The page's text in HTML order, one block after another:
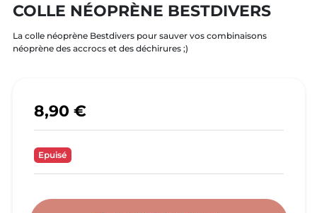
COLLE NÉOPRÈNE BESTDIVERS
La colle néoprène Bestdivers pour sauver vos combinaisons
néoprène des accrocs et des déchirures ;)
8,90 €
Epuisé